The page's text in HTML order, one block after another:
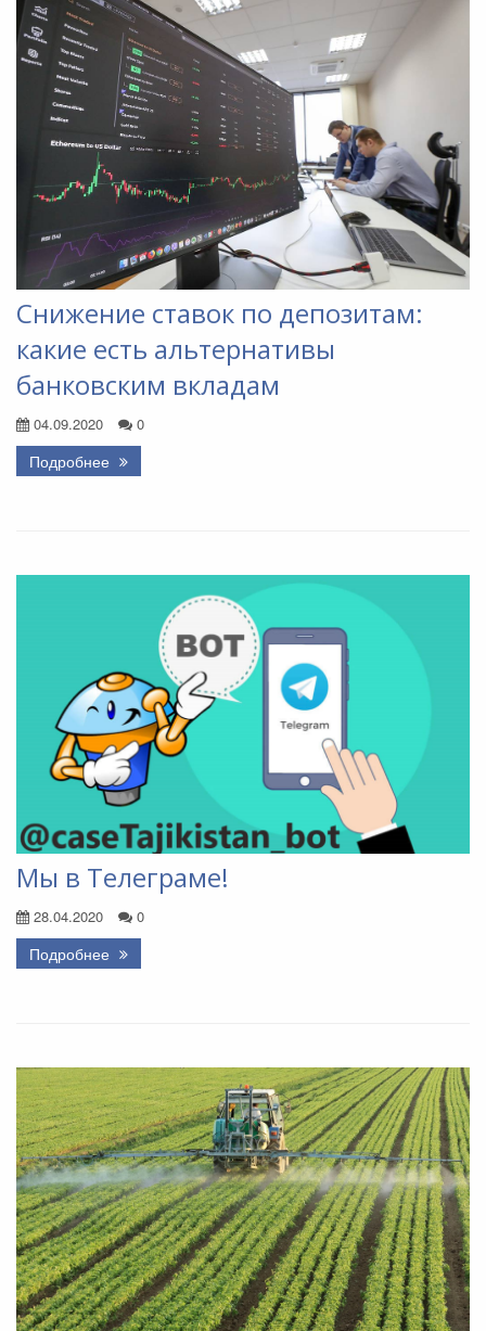
Снижение ставок по депозитам:
какие есть альтернативы
банковским вкладам
04.09.2020 0
Подробнее
Мы в Телеграме!
28.04.2020 0
Подробнее